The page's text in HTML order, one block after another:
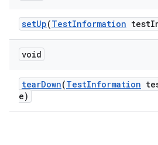
setUp(TestInformation test
void
tearDown(TestInformation
e)